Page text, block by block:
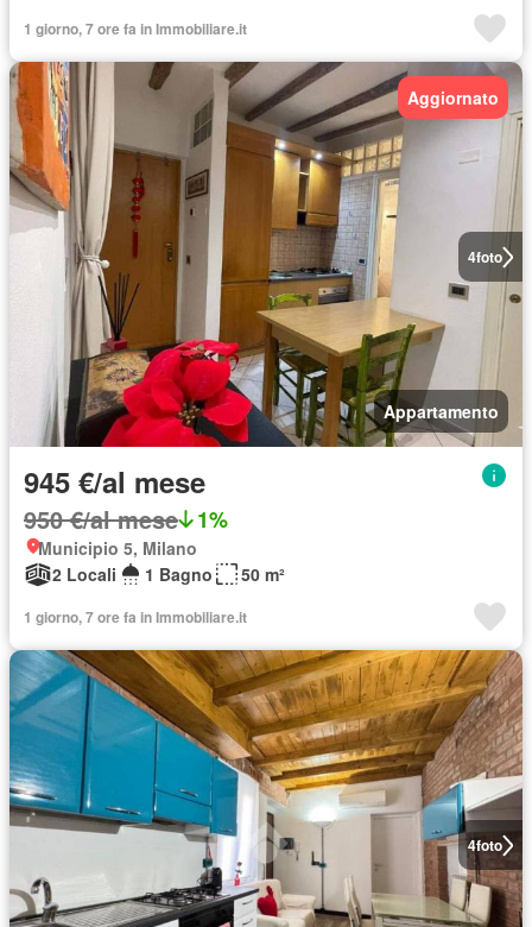
1 giorno, 7 ore fa in Immobiliare.it
4foto
Aggiornato
Appartamento
945 €/al mese
950 €/al mese 1%
Municipio 5, Milano
2 Locali
1 Bagno 50 m²
1 giorno, 7 ore fa in Immobiliare.it
4foto